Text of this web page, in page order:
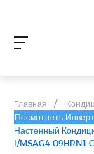
Главная /
Посмотреть
Настенный
I/MSAG4-09HRN1-